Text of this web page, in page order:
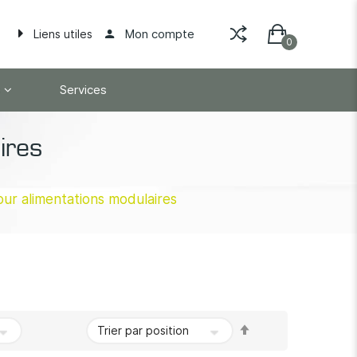
Liens utiles Mon compte
Services
alimentations modulaires